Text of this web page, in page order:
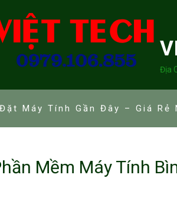
Địa
Máy Tính Gần Đây – Giá Rẻ
Mềm Máy Tính